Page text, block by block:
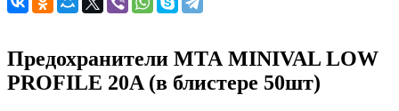
Предохранители МТА MINIVAL LOW
PROFILE 20A (в блистере 50шт)